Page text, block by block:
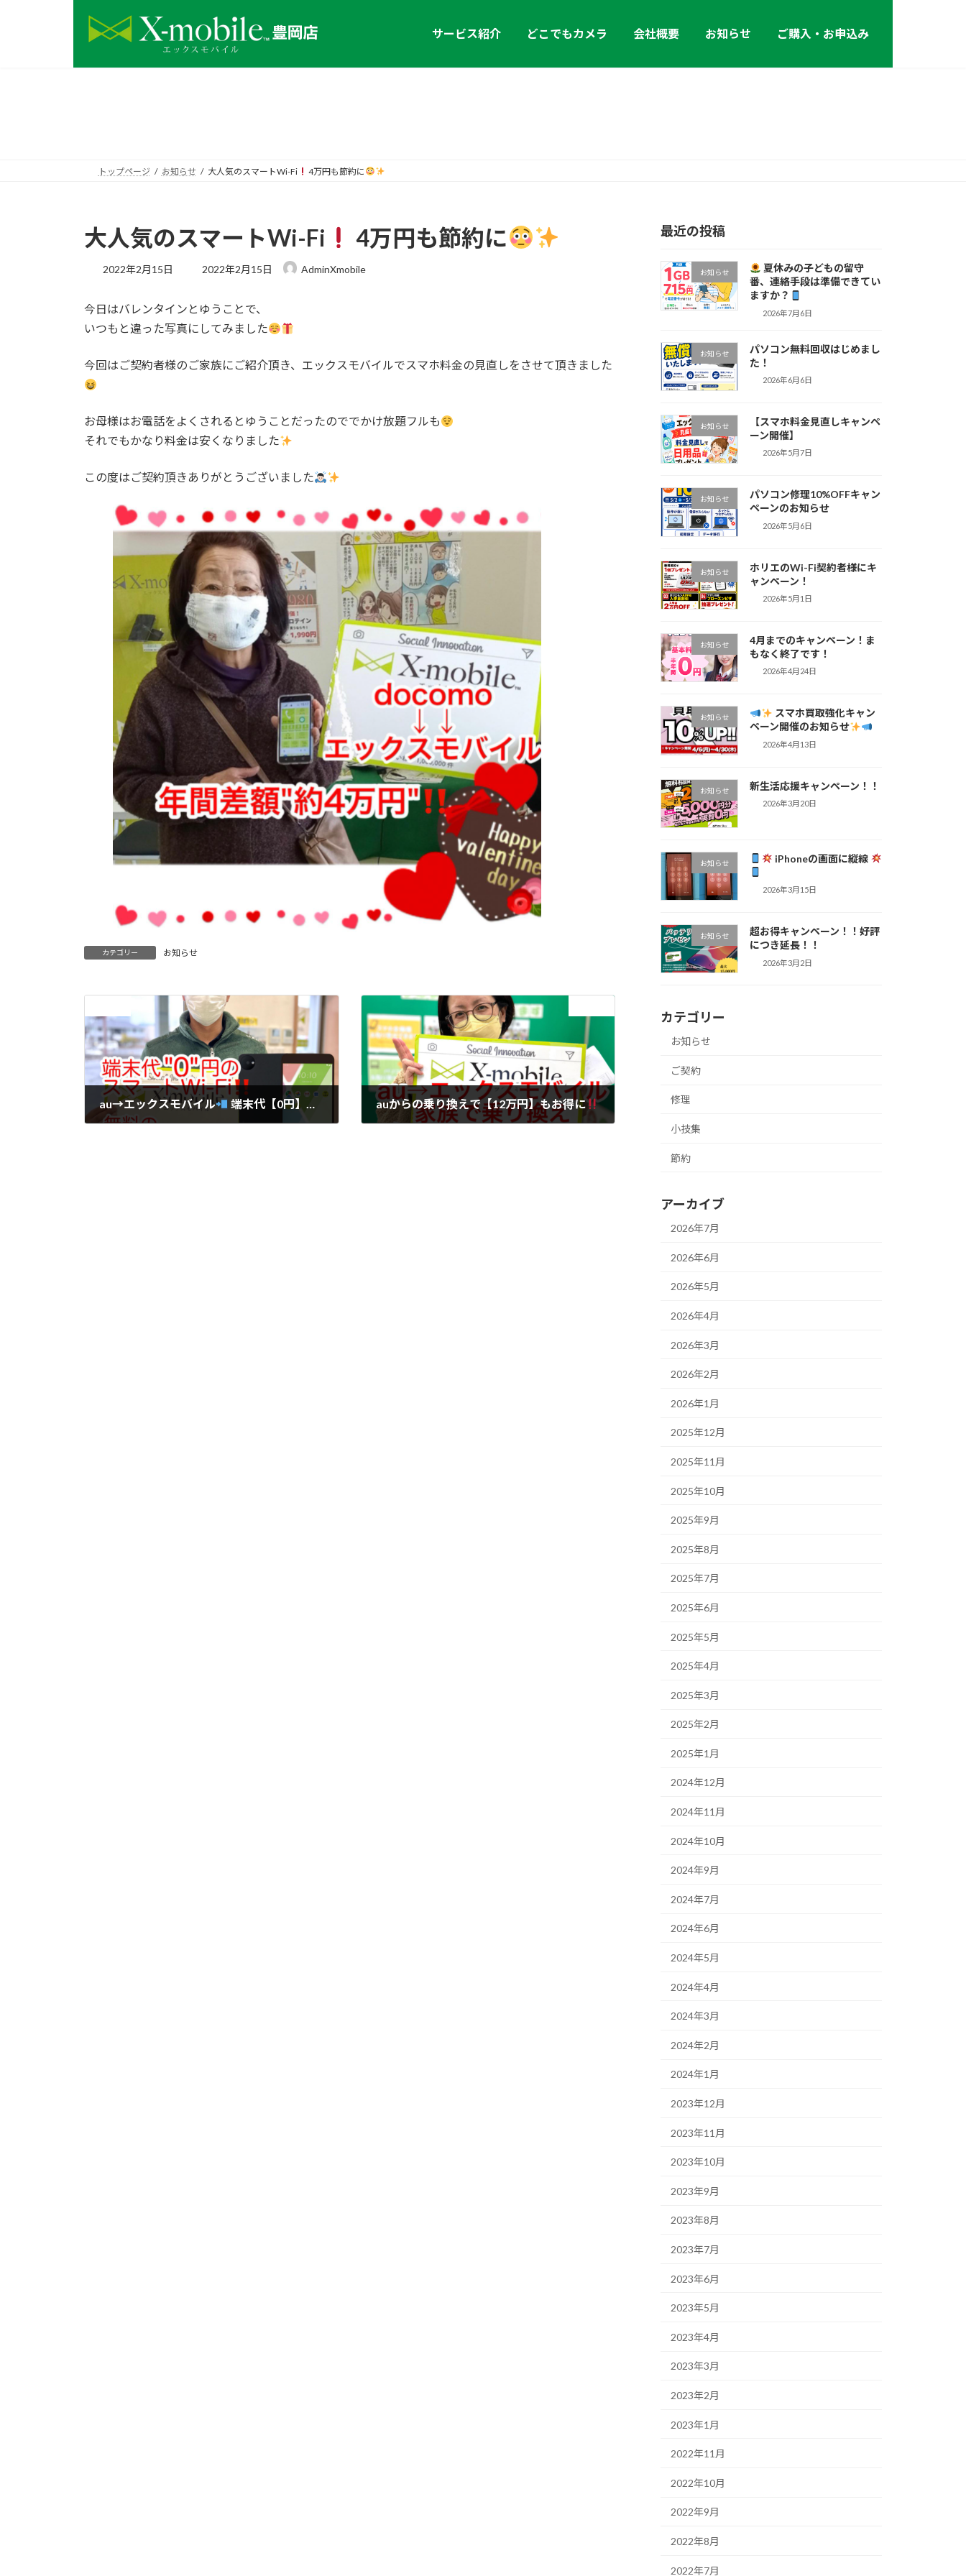
サービス紹介 どこでもカメラ 会社概要 お知らせ ご購入・お申込み
トップページ お知らせ 大人気のスマートWi-Fi 4万円も節約に
大人気のスマートWi-Fi 4万円も節約に
2022年2月15日
最
新
日
2022年2月15日 AdminXmobile
今日はバレンタインとゆうことで、
いつもと違った写真にしてみました
今回はご契約者様のご家族にご紹介頂き、エックスモバイルでスマホ料金の見直しをさせて頂きました
お母様はお電話をよくされるとゆうことだったのででかけ放題フルも
それでもかなり料金は安くなりました
この度はご契約頂きありがとうございました
カテゴリー お知らせ
au→エックスモバイル 端末代【0円】 スマートWi-Fiauからの乗り換えで【12万円】もお得に
最近の投稿
お知らせ
夏休みの子どもの留守
番、連絡手段は準備できてい
ますか？
2026年7月6日
お知らせ
パソコン無料回収はじめまし
た！
2026年6月6日
お知らせ
【スマホ料金見直しキャンペ
ーン開催】
2026年5月7日
お知らせ
パソコン修理10%OFFキャン
ペーンのお知らせ
2026年5月6日
お知らせ
ホリエのWi-Fi契約者様にキ
ャンペーン！
2026年5月1日
お知らせ
4月までのキャンペーン！ま
もなく終了です！
2026年4月24日
お知らせ
スマホ買取強化キャン
ペーン開催のお知らせ
2026年4月13日
お知らせ 新生活応援キャンペーン！！
2026年3月20日
お知らせ iPhoneの画面に縦線
2026年3月15日
お知らせ
超お得キャンペーン！！好評
につき延長！！
2026年3月2日
カテゴリー
お知らせ
ご契約
修理
小技集
節約
アーカイブ
2026年7月
2026年6月
2026年5月
2026年4月
2026年3月
2026年2月
2026年1月
2025年12月
2025年11月
2025年10月
2025年9月
2025年8月
2025年7月
2025年6月
2025年5月
2025年4月
2025年3月
2025年2月
2025年1月
2024年12月
2024年11月
2024年10月
2024年9月
2024年7月
2024年6月
2024年5月
2024年4月
2024年3月
2024年2月
2024年1月
2023年12月
2023年11月
2023年10月
2023年9月
2023年8月
2023年7月
2023年6月
2023年5月
2023年4月
2023年3月
2023年2月
2023年1月
2022年11月
2022年10月
2022年9月
2022年8月
2022年7月